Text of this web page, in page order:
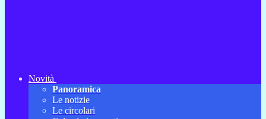
Novità
Panoramica
Le notizie
Le circolari